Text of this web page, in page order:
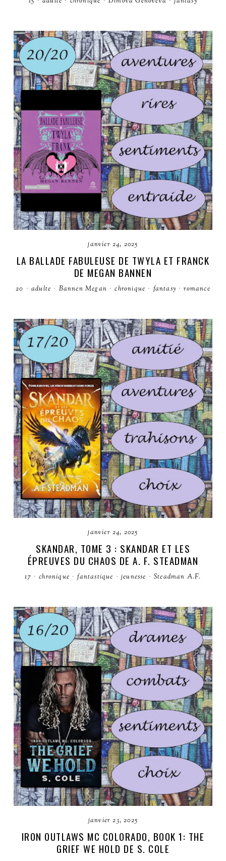
janvier 24, 2025
LA BALLADE FABULEUSE DE TWYLA ET FRANCK
DE MEGAN BANNEN
20 · adulte · Bannen Megan · chronique · fantasy · romance
janvier 24, 2025
SKANDAR, TOME 3 : SKANDAR ET LES
ÉPREUVES DU CHAOS DE A. F. STEADMAN
17 · chronique · fantastique · jeunesse · Steadman A.F.
janvier 23, 2025
IRON OUTLAWS MC COLORADO, BOOK 1: THE
GRIEF WE HOLD DE S. COLE